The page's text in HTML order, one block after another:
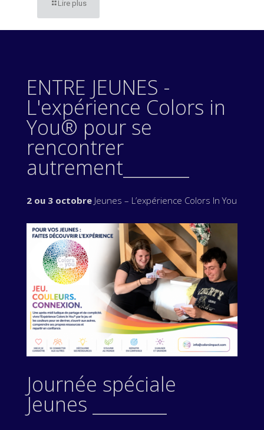
Lire plus
ENTRE JEUNES -
L'expérience Colors in
You® pour se
rencontrer
autrement________
2 ou 3 octobre Jeunes – L’expérience Colors In You
Journée spéciale
Jeunes _________